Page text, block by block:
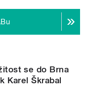
se do Brna
Karel Škrabal